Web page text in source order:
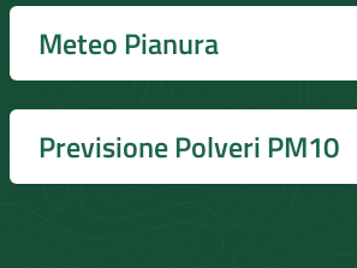
Meteo Pianura
Previsione Polveri PM10